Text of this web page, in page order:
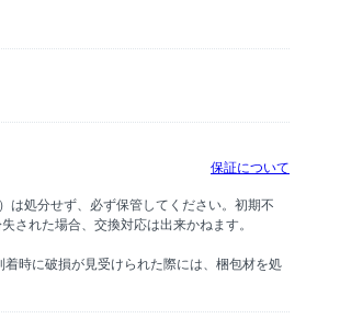
保証について
は処分せず、必ず保管してください。初期不
された場合、交換対応は出来かねます。
時に破損が見受けられた際には、梱包材を処